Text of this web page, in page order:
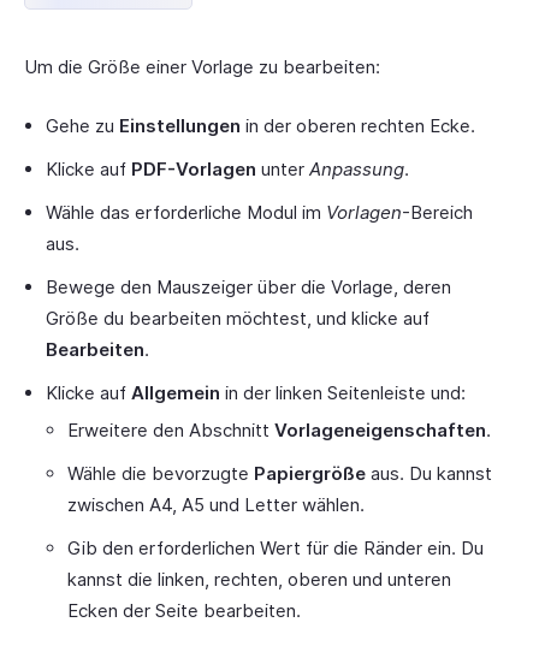
Um die Größe einer Vorlage zu bearbeiten:
Gehe zu Einstellungen in der oberen rechten Ecke.
Klicke auf PDF-Vorlagen unter Anpassung.
Wähle das erforderliche Modul im Vorlagen-Bereich
aus.
Bewege den Mauszeiger über die Vorlage, deren
Größe du bearbeiten möchtest, und klicke auf
Bearbeiten.
Klicke auf Allgemein in der linken Seitenleiste und:
Erweitere den Abschnitt Vorlageneigenschaften.
Wähle die bevorzugte Papiergröße aus. Du kannst
zwischen A4, A5 und Letter wählen.
Gib den erforderlichen Wert für die Ränder ein. Du
kannst die linken, rechten, oberen und unteren
Ecken der Seite bearbeiten.